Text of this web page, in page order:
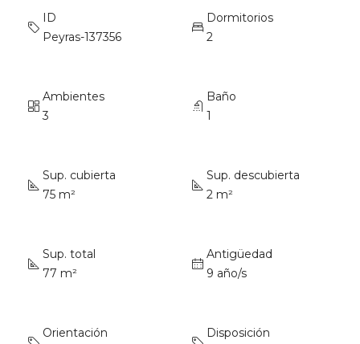
ID
Peyras-137356
Dormitorios
2
Ambientes
3
Baño
1
Sup. cubierta
75 m²
Sup. descubierta
2 m²
Sup. total
77 m²
Antigüedad
9 año/s
Orientación
Disposición